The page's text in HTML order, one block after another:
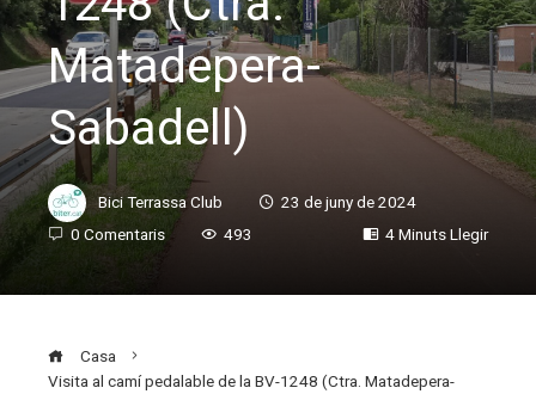
Matadepera-
Sabadell)
Bici Terrassa Club
23 de juny de 2024
0 Comentaris
493 4 Minuts Llegir
Casa
Visita al camí pedalable de la BV-1248 (Ctra. Matadepera-